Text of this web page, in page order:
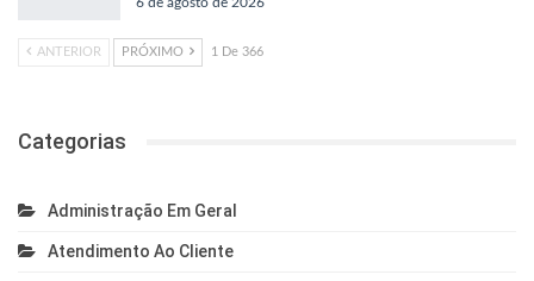
ANTERIOR PRÓXIMO 1 De 366
Categorias
Administração Em Geral
Atendimento Ao Cliente